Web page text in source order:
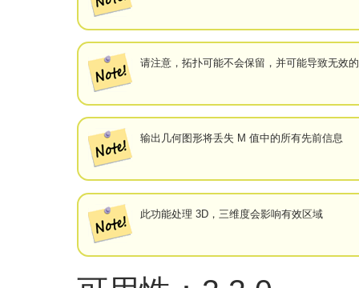
请注意，拓扑可能不会保留，并可能导致无效
输出几何图形将丢失 M 值中的所有先前信息
此功能处理 3D，三维度会影响有效区域